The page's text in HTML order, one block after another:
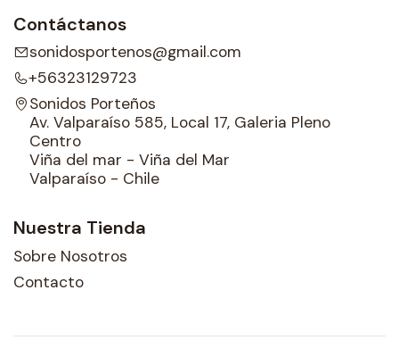
Contáctanos
sonidosportenos@gmail.com
+56323129723
Sonidos Porteños
Av. Valparaíso 585, Local 17, Galeria Pleno
Centro
Viña del mar - Viña del Mar
Valparaíso - Chile
Nuestra Tienda
Sobre Nosotros
Contacto